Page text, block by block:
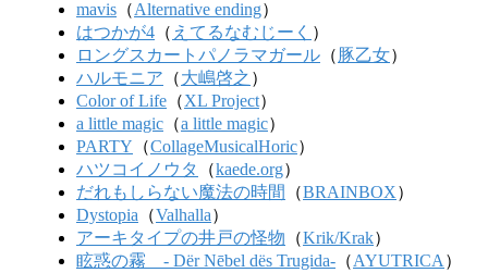
mavis （Alternative ending）
はつかが4 （ えてるなむじーく ）
ロングスカートパノラマガール （豚乙女）
ハルモニア （大嶋啓之 ）
Color of Life （XL Project）
a little magic （a little magic）
PARTY （CollageMusicalHoric）
ハツコイノウタ
（kaede.org）
だれもしらない魔法の時間
（BRAINBOX）
Dystopia （Valhalla）
アーキタイプの井戸の怪物 （Krik/Krak）
眩惑の霧 - Dër Nēbel dës Trugida- （AYUTRICA ）